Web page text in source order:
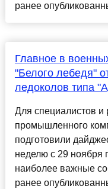
ранее
Главное в
"Белого лебедя"
ледоколов типа
Для специалистов и
промышленного
подготовили
неделю с 29 ноября
наиболее важные
ранее